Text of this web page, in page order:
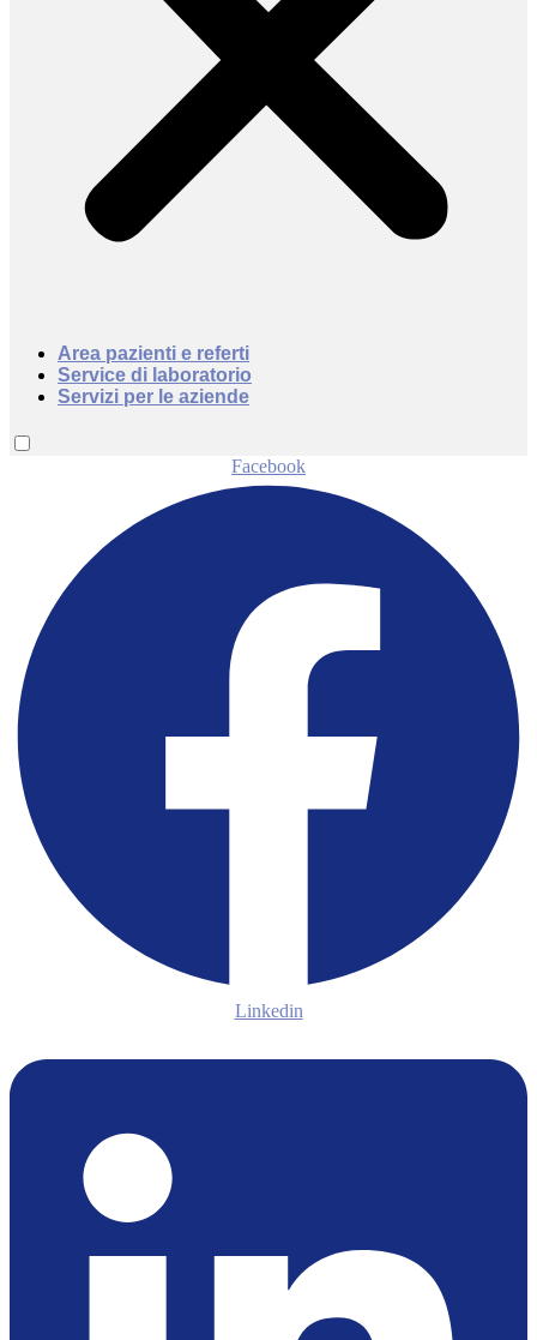
Area pazienti e referti
Service di laboratorio
Servizi per le aziende
Facebook
Linkedin